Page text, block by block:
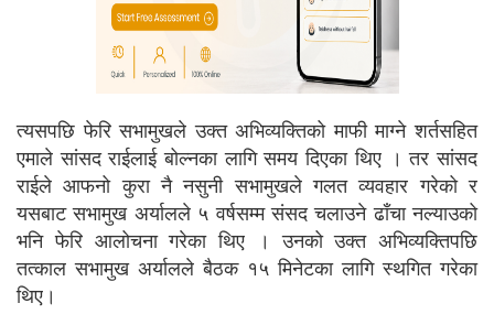
त्यसपछि फेरि सभामुखले उक्त अभिव्यक्तिको माफी माग्ने शर्तसहित
एमाले सांसद राईलाई बोल्नका लागि समय दिएका थिए । तर सांसद
राईले आफनो कुरा नै नसुनी सभामुखले गलत व्यवहार गरेको र
यसबाट सभामुख अर्यालले ५ वर्षसम्म संसद चलाउने ढाँचा नल्याउको
भनि फेरि आलोचना गरेका थिए । उनको उक्त अभिव्यक्तिपछि
तत्काल सभामुख अर्यालले बैठक १५ मिनेटका लागि स्थगित गरेका
थिए।